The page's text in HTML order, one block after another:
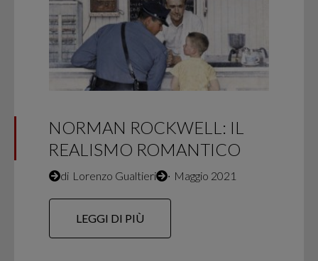
NORMAN ROCKWELL: IL
REALISMO ROMANTICO
di Lorenzo Gualtieri ∙ Maggio 2021
LEGGI DI PIÙ